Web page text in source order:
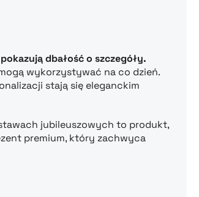
dbałość o szczegóły.
wykorzystywać na co dzień.
stają się eleganckim
jubileuszowych to produkt,
premium, który zachwyca